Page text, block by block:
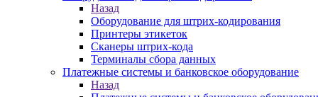
Назад
Оборудование для штрих-кодирования
Принтеры этикеток
Сканеры штрих-кода
Терминалы сбора данных
Платежные системы и банковское оборудование
Назад